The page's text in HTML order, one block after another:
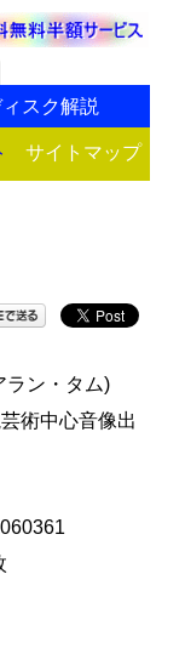
スク解説
サイトマップ
ラン・タム)
術中心音像出